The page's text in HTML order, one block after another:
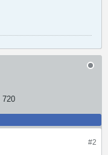
720
#2